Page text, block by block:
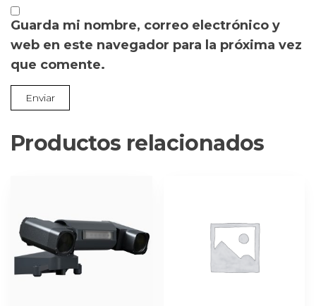
Guarda mi nombre, correo electrónico y
web en este navegador para la próxima vez
que comente.
Productos relacionados